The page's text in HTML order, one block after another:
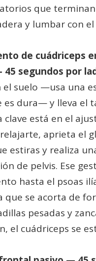
que
y lumbar con
de cuádriceps
segundos por
el suelo —usa una
es dura— y lleva el
clave está en el
aprieta el
estiras y realiza
de pelvis. Ese
hasta el psoas
que se acorta de
pesadas y
el cuádriceps se